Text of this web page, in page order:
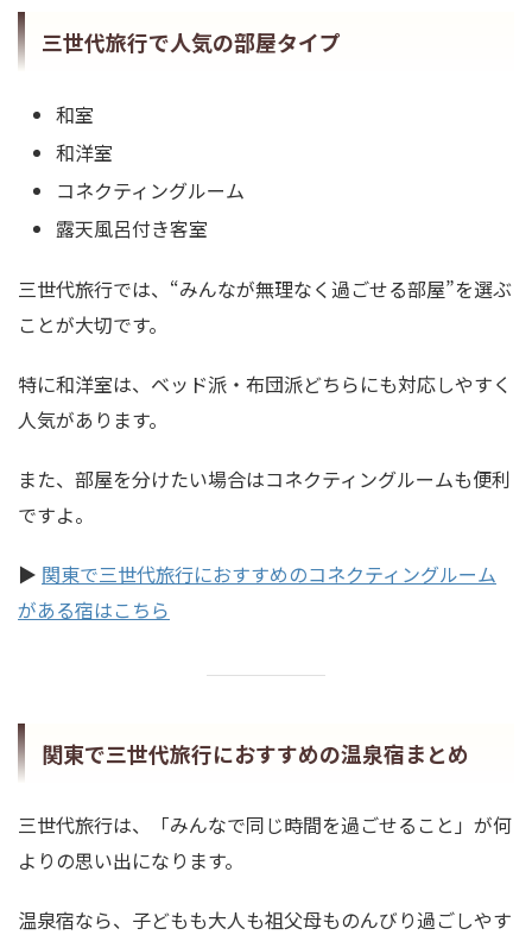
三世代旅行で人気の部屋タイプ
和室
和洋室
コネクティングルーム
露天風呂付き客室
三世代旅行では、“みんなが無理なく過ごせる部屋”を選ぶ
ことが大切です。
特に和洋室は、ベッド派・布団派どちらにも対応しやすく
人気があります。
また、部屋を分けたい場合はコネクティングルームも便利
ですよ。
▶ 関東で三世代旅行におすすめのコネクティングルーム
がある宿はこちら
関東で三世代旅行におすすめの温泉宿まとめ
三世代旅行は、「みんなで同じ時間を過ごせること」が何
よりの思い出になります。
温泉宿なら、子どもも大人も祖父母ものんびり過ごしやす